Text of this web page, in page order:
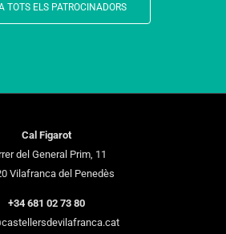
TOTS ELS PATROCINADORS
Cal Figarot
del General Prim, 11
Vilafranca del Penedès
+34 681 02 73 80